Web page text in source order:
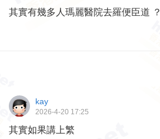
其實有幾多人瑪麗醫院去羅便臣道 ？
kay
2026-4-20 17:25
其實如果講上繁